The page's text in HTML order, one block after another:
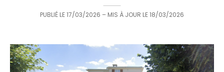
PUBLIÉ LE17/03/2026 – MIS À JOUR LE18/03/2026